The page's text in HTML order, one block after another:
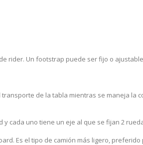
rider. Un footstrap puede ser fijo o
de la tabla mientras se maneja la
cada uno tiene un eje al que se fijan 2
Es el tipo de camión más ligero,